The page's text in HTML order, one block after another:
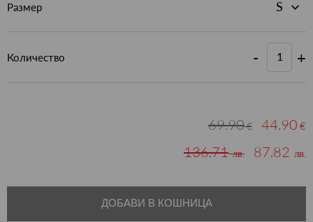
Размер
Количество - +
69.90€ 44.90 €
136.71лв. 87.82 лв.
ДОБАВИ В КОШНИЦА